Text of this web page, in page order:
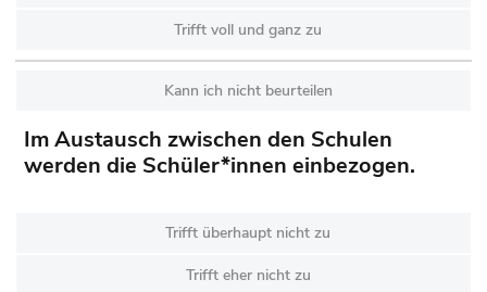
Trifft voll und ganz zu
Kann ich nicht beurteilen
Im Austausch zwischen den Schulen
werden die Schüler*innen einbezogen.
Trifft überhaupt nicht zu
Trifft eher nicht zu